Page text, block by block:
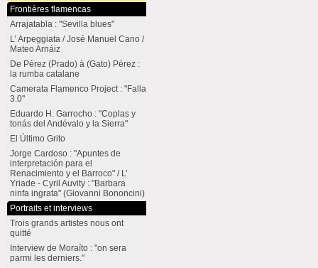
Frontières flamencas
Arrajatabla : "Sevilla blues"
L’ Arpeggiata / José Manuel Cano /
Mateo Arnáiz
De Pérez (Prado) à (Gato) Pérez :
la rumba catalane
Camerata Flamenco Project : "Falla
3.0"
Eduardo H. Garrocho : "Coplas y
tonás del Andévalo y la Sierra"
El Último Grito
Jorge Cardoso : "Apuntes de
interpretación para el
Renacimiento y el Barroco" / L’
Yriade - Cyril Auvity : "Barbara
ninfa ingrata" (Giovanni Bononcini)
Portraits et interviews
Trois grands artistes nous ont
quitté
Interview de Moraíto : "on sera
parmi les derniers."